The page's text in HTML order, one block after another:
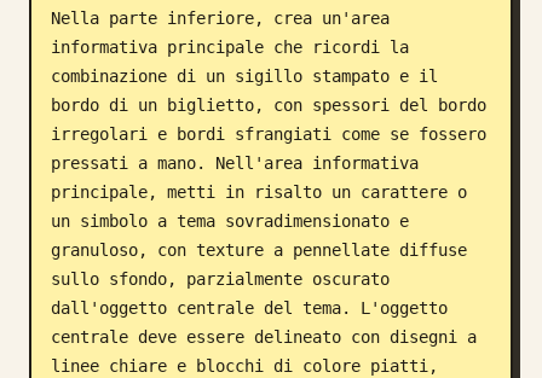
Nella parte inferiore, crea un'area
informativa principale che ricordi la
combinazione di un sigillo stampato e il
bordo di un biglietto, con spessori del bordo
irregolari e bordi sfrangiati come se fossero
pressati a mano. Nell'area informativa
principale, metti in risalto un carattere o
un simbolo a tema sovradimensionato e
granuloso, con texture a pennellate diffuse
sullo sfondo, parzialmente oscurato
dall'oggetto centrale del tema. L'oggetto
centrale deve essere delineato con disegni a
linee chiare e blocchi di colore piatti,